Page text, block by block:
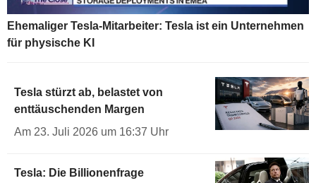
Ehemaliger Tesla-Mitarbeiter: Tesla ist ein Unternehmen
für physische KI
Tesla stürzt ab, belastet von
enttäuschenden Margen
Am 23. Juli 2026 um 16:37 Uhr
Tesla: Die Billionenfrage